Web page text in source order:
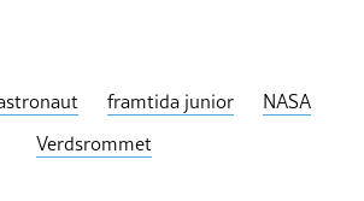
framtida junior
NASA
Verdsrommet